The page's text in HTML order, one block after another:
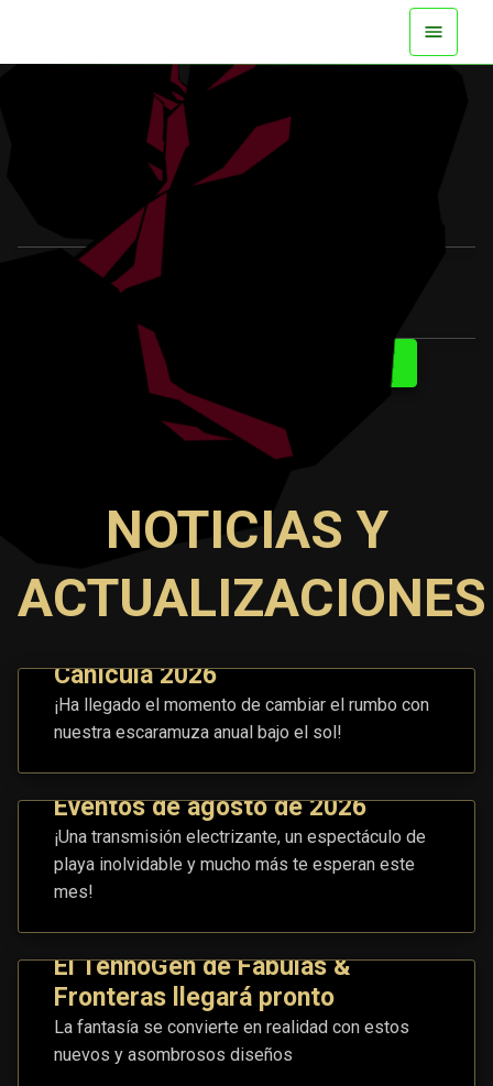
DISPONIBLE YA EN TODAS LAS
VER EL TRÁILER
NOTICIAS Y
ACTUALIZACIONES
Canícula 2026
¡Ha llegado el momento de cambiar el rumbo con
nuestra escaramuza anual bajo el sol!
Eventos de agosto de 2026
¡Una transmisión electrizante, un espectáculo de
playa inolvidable y mucho más te esperan este
mes!
El TennoGen de Fábulas &
Fronteras llegará pronto
La fantasía se convierte en realidad con estos
nuevos y asombrosos diseños